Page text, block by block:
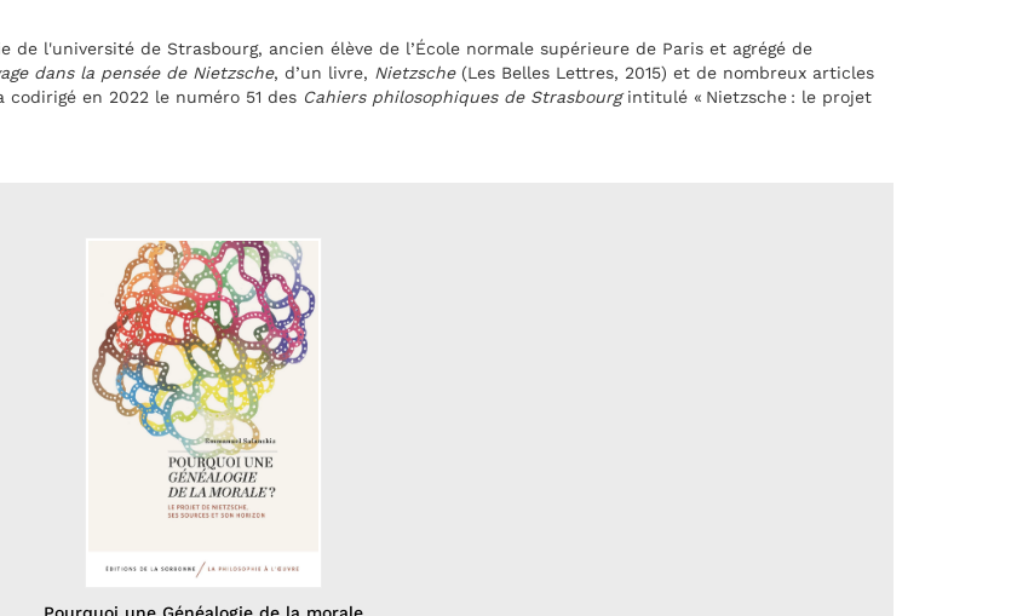
l'université de Strasbourg, ancien élève de l’École normale supérieure de Paris et agrégé de
dans la pensée de Nietzsche, d’un livre, Nietzsche (Les Belles Lettres, 2015) et de nombreux articles
en 2022 le numéro 51 des Cahiers philosophiques de Strasbourgintitulé « Nietzsche : le projet